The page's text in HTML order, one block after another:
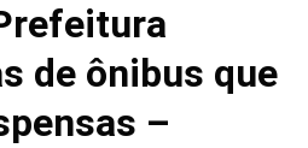
de ônibus que
–